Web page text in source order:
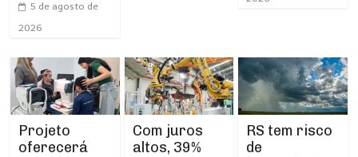
5 de agosto de
2026
Projeto
oferecerá
Com juros
altos, 39%
RS tem risco
de